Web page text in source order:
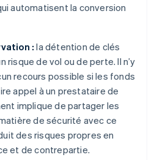
automatisent la conversion
: la détention de clés
risque de vol ou de perte. Il n’y
recours possible si les fonds
appel à un prestataire de
implique de partager les
de sécurité avec ce
des risques propres en
et de contrepartie.